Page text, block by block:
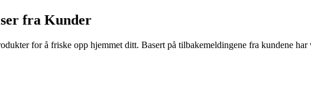
fra Kunder
for å friske opp hjemmet ditt. Basert på tilbakemeldingene fra kundene